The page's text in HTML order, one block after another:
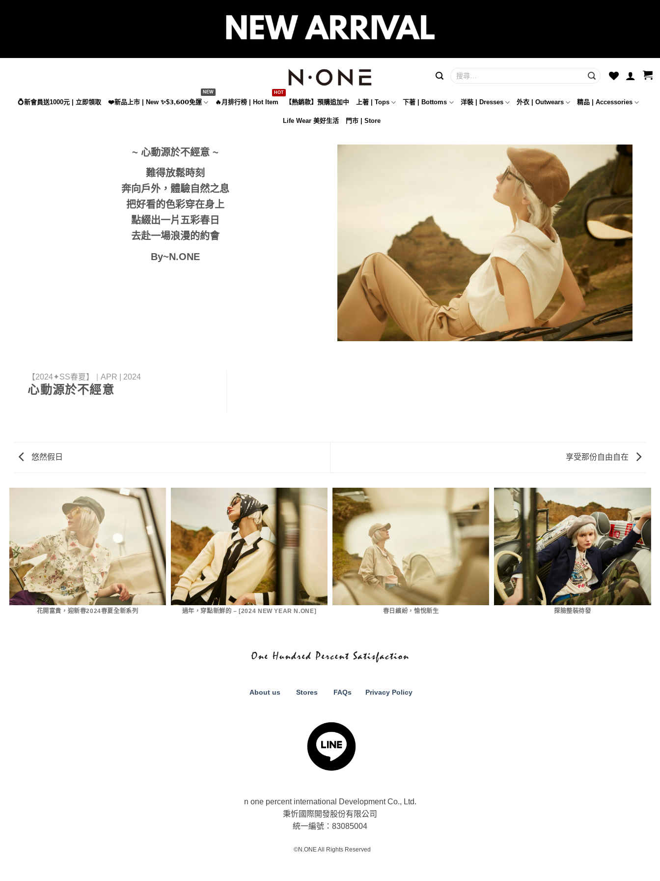
💍新會員送1000元 | 立即領取 ❤️新品上市 | New ✨$𝟯,𝟲𝟬𝟬免運 🔥月排行榜 | Hot Item 【熱銷款】預購追加中 上著 | Tops 下著 | Bottoms 洋裝 | Dresses 外衣 | Outwears 精品 | Accessories
Life Wear 美好生活 門市 | Store
~ 心動源於不經意 ~
難得放鬆時刻
奔向戶外，體驗自然之息
把好看的色彩穿在身上
點綴出一片五彩春日
去赴一場浪漫的約會
By~N.ONE
【2024✦SS春夏】 APR | 2024
心動源於不經意
悠然假日 享受那份自由自在
花開富貴，迎新春2024春夏全新系列 過年，穿點新鮮的 – [2024 NEW YEAR N.ONE] 春日繽紛，愉悅新生 探險整裝待發
About us Stores FAQs Privacy Policy
n one percent international Development Co., Ltd.
秉忻國際開發股份有限公司
統一編號：83085004
©N.ONE All Rights Reserved